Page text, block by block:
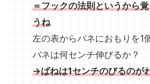
＝フックの法則というから
うね
左の表からバネにおもりを1
バネは何センチ伸びるか？
→ばねは1センチのびるのが